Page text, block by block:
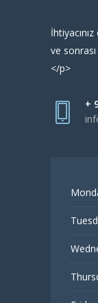
ve
</p>
+